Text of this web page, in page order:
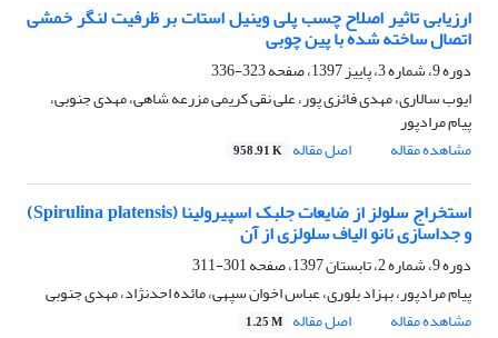
ارزیابی تاثیر اصلاح چسب پلی وینیل استات بر ظرفیت لنگر خمشی
اتصال‌ ساخته شده با پین چوبی
دوره 9، شماره 3، پاییز 1397، صفحه
323-336
ایوب سالاری، مهدی فائزی پور، علی نقی کریمی مزرعه شاهی، مهدی جنوبی،
پیام مرادپور
مشاهده مقاله
اصل مقاله 958.91 K
استخراج سلولز از ضایعات جلبک اسپیرولینا (Spirulina platensis)
و جداسازی نانو الیاف سلولزی از آن
دوره 9، شماره 2، تابستان 1397، صفحه
301-311
پیام مرادپور، بهزاد بلوری، عباس اخوان سپهی، مائده احدنژاد، مهدی جنوبی
مشاهده مقاله
اصل مقاله 1.25 M